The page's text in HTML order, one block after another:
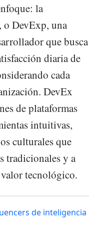
la
o DevExp, una
que busca
diaria de
cada
DevEx
de plataformas
intuitivas,
culturales que
tradicionales y a
tecnológico.
de inteligencia